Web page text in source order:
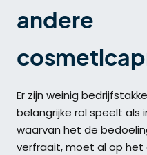
andere
Er zijn weinig
belangrijke rol speelt als
waarvan het de
verfraait, moet al op het